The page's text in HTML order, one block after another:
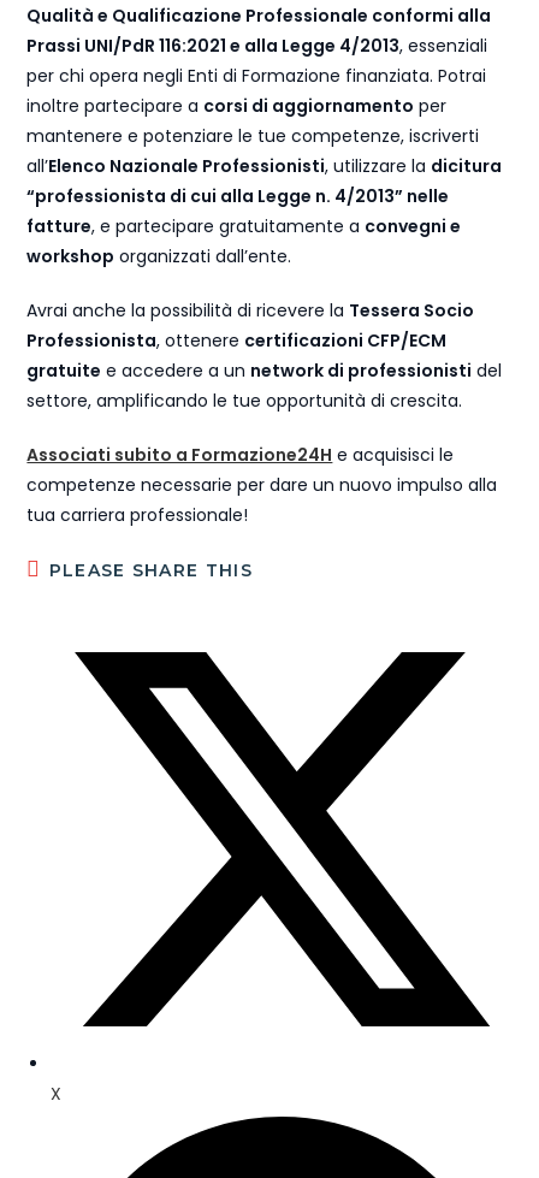
Qualità e Qualificazione Professionale conformi alla
Prassi UNI/PdR 116:2021 e alla Legge 4/2013, essenziali
per chi opera negli Enti di Formazione finanziata. Potrai
inoltre partecipare a corsi di aggiornamento per
mantenere e potenziare le tue competenze, iscriverti
all’Elenco Nazionale Professionisti, utilizzare la dicitura
“professionista di cui alla Legge n. 4/2013” nelle
fatture, e partecipare gratuitamente a convegni e
workshop organizzati dall’ente.
Avrai anche la possibilità di ricevere la Tessera Socio
Professionista, ottenere certificazioni CFP/ECM
gratuite e accedere a un network di professionisti del
settore, amplificando le tue opportunità di crescita.
Associati subito a Formazione24H e acquisisci le
competenze necessarie per dare un nuovo impulso alla
tua carriera professionale!
PLEASE SHARE THIS
X